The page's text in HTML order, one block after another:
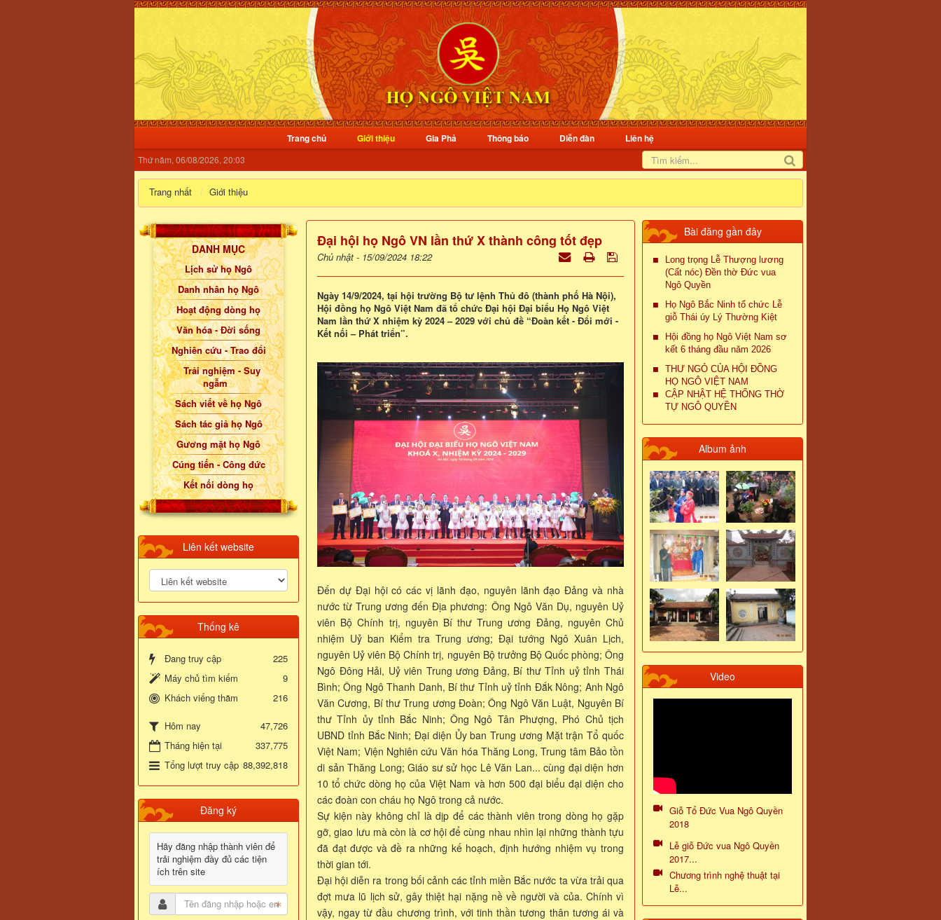
Trang chủ Giới thiệu Gia Phả Thông báo Diễn đàn Liên hệ
Thứ năm, 06/08/2026, 20:03
Trang nhất Giới thiệu
Đại hội họ Ngô VN lần thứ X thành công tốt đẹp
Chủ nhật - 15/09/2024 18:22
Ngày 14/9/2024, tại hội trường Bộ tư lệnh Thủ đô (thành phố Hà Nội),
Hội đồng họ Ngô Việt Nam đã tổ chức Đại hội Đại biểu Họ Ngô Việt
Nam lần thứ X nhiệm kỳ 2024 – 2029 với chủ đề “Đoàn kết - Đổi mới -
Kết nối – Phát triển”.
Đến dự Đại hội có các vị lãnh đạo, nguyên lãnh đạo Đảng và nhà
nước từ Trung ương đến Địa phương: Ông Ngô Văn Dụ, nguyên Uỷ
viên Bộ Chính trị, nguyên Bí thư Trung ương Đảng, nguyên Chủ
nhiệm Uỷ ban Kiểm tra Trung ương; Đại tướng Ngô Xuân Lịch,
nguyên Uỷ viên Bộ Chính trị, nguyên Bộ trưởng Bộ Quốc phòng; Ông
Ngô Đông Hải, Uỷ viên Trung ương Đảng, Bí thư Tỉnh uỷ tỉnh Thái
Bình; Ông Ngô Thanh Danh, Bí thư Tỉnh uỷ tỉnh Đắk Nông; Anh Ngô
Văn Cương, Bí thư Trung ương Đoàn; Ông Ngô Văn Luật, Nguyên Bí
thư Tỉnh ủy tỉnh Bắc Ninh; Ông Ngô Tân Phượng, Phó Chủ tịch
UBND tỉnh Bắc Ninh; Đại diện Ủy ban Trung ương Mặt trận Tổ quốc
Việt Nam; Viện Nghiên cứu Văn hóa Thăng Long, Trung tâm Bảo tồn
di sản Thăng Long; Giáo sư sử học Lê Văn Lan... cùng đại diện hơn
10 tổ chức dòng họ của Việt Nam và hơn 500 đại biểu đại diện cho
các đoàn con cháu họ Ngô trong cả nước.
Sự kiện này không chỉ là dịp để các thành viên trong dòng họ gặp
gỡ, giao lưu mà còn là cơ hội để cùng nhau nhìn lại những thành tựu
đã đạt được và đề ra những kế hoạch, định hướng nhiệm vụ trong
thời gian tới.
Đại hội diễn ra trong bối cảnh các tỉnh miền Bắc nước ta vừa trải qua
đợt mưa lũ lịch sử, gây thiệt hại nặng nề về người và của. Chính vì
vậy, ngay từ đầu chương trình, với tinh thần tương thân tương ái và
Bài đăng gần đây
Long trọng Lễ Thượng lương
(Cất nóc) Đền thờ Đức vua
Ngô Quyền
Họ Ngô Bắc Ninh tổ chức Lễ
giỗ Thái úy Lý Thường Kiệt
Hội đồng họ Ngô Việt Nam sơ
kết 6 tháng đầu năm 2026
THƯ NGỎ CỦA HỘI ĐỒNG
HỌ NGÔ VIỆT NAM
CẬP NHẬT HỆ THỐNG THỜ
TỰ NGÔ QUYỀN
Album ảnh
Video
Giỗ Tổ Đức Vua Ngô Quyền
2018
Lễ giỗ Đức vua Ngô Quyền
2017...
Chương trình nghệ thuật tại
Lễ...
DANH MỤC
Lịch sử họ Ngô
Danh nhân họ Ngô
Hoạt động dòng họ
Văn hóa - Đời sống
Nghiên cứu - Trao đổi
Trải nghiệm - Suy
ngẫm
Sách viết về họ Ngô
Sách tác giả họ Ngô
Gương mặt họ Ngô
Cúng tiến - Công đức
Kết nối dòng họ
Liên kết website
Thống kê
Đang truy cập
225
Máy chủ tìm kiếm
9
Khách viếng thăm
216
Hôm nay
47,726
Tháng hiện tại
337,775
Tổng lượt truy cập 88,392,818
Đăng ký
Hãy đăng nhập thành viên để
trải nghiệm đầy đủ các tiện
ích trên site